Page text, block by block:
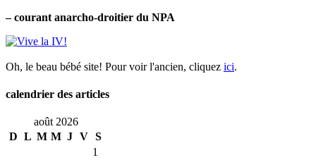
– courant anarcho-droitier du NPA
Oh, le beau bébé site! Pour voir l'ancien, cliquez ici.
calendrier des articles
août 2026
D L M M J V S
1